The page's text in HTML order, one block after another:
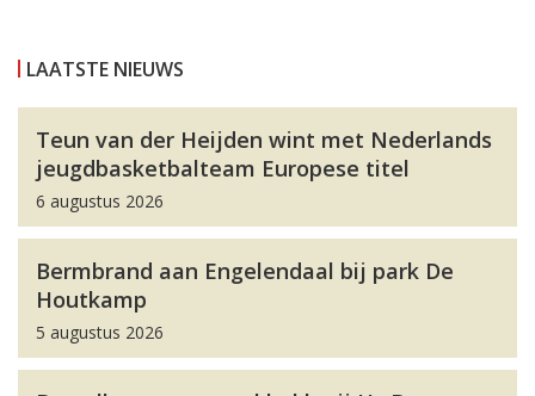
LAATSTE NIEUWS
Teun van der Heijden wint met Nederlands
jeugdbasketbalteam Europese titel
6 augustus 2026
Bermbrand aan Engelendaal bij park De
Houtkamp
5 augustus 2026